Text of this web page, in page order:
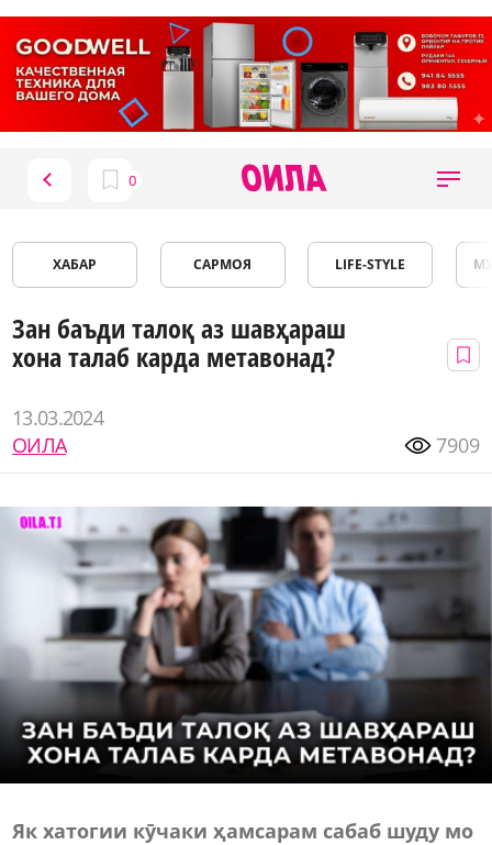
ХАБАР САРМОЯ LIFE-STYLE
Зан баъди талоқ аз шавҳараш
хона талаб карда метавонад?
13.03.2024
ОИЛА
7909
Як хатогии кӯчаки ҳамсарам сабаб шуду мо